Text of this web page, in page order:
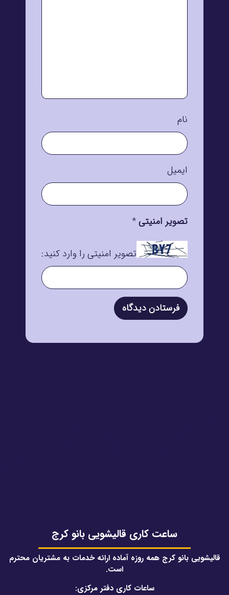
نام
ایمیل
تصویر امنیتی*
تصویر امنیتی را وارد کنید:
ساعت کاری قالیشویی بانو کرج
قالیشویی بانو کرج همه روزه آماده ارائه خدمات به مشتریان محترم
است.
ساعات کاری دفتر مرکزی: